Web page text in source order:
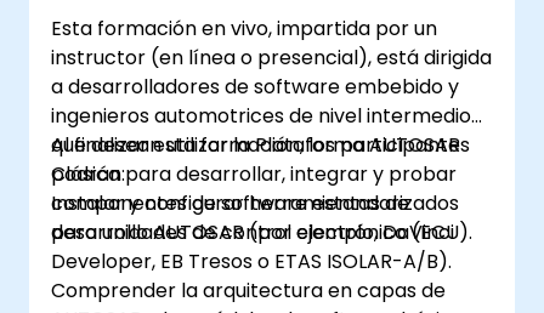
Esta formación en vivo, impartida por un
instructor (en línea o presencial), está dirigida
a desarrolladores de software embebido y
ingenieros automotrices de nivel intermedio
que desean utilizar la Plataforma AUTOSAR
Clásica para desarrollar, integrar y probar
componentes de software estandarizados
para unidades de control electrónico (ECU).
Al finalizar esta formación, los participantes
podrán:
Instalar y configurar herramientas de
desarrollo AUTOSAR (por ejemplo, DaVinci
Developer, EB Tresos o ETAS ISOLAR-A/B).
Comprender la arquitectura en capas de